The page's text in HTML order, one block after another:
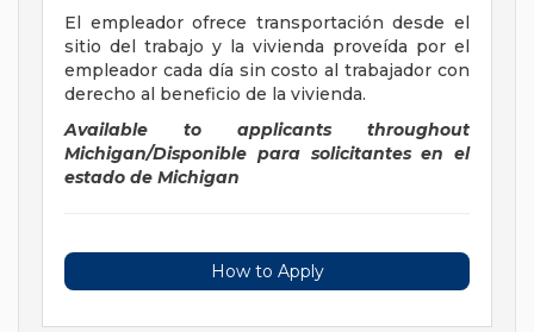
El empleador ofrece transportación desde el
sitio del trabajo y la vivienda proveída por el
empleador cada día sin costo al trabajador con
derecho al beneficio de la vivienda.
Available to applicants throughout
Michigan/Disponible para solicitantes en el
estado de Michigan
How to Apply